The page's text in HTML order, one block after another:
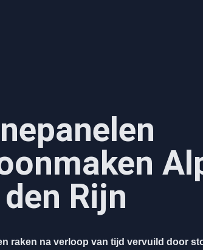
Rijn
raken na verloop van tijd vervuild door